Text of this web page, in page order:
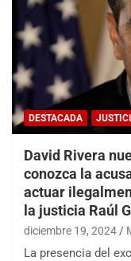
DESTACADA
David Rivera
conozca la
actuar
la justicia Raúl
diciembre 19, 2024
La presencia del